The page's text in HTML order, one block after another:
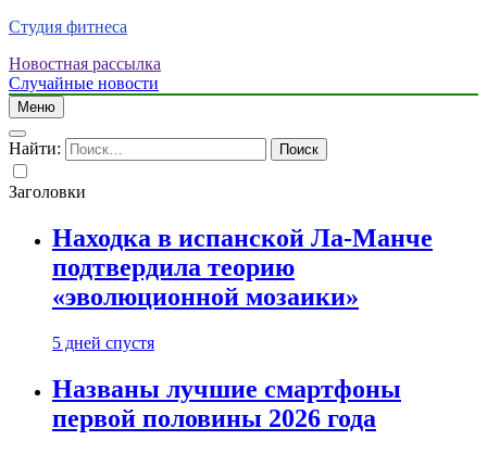
Студия фитнеса
Новостная рассылка
Случайные новости
Меню
Найти:
Заголовки
Находка в испанской Ла-Манче
подтвердила теорию
«эволюционной мозаики»
5 дней спустя
Названы лучшие смартфоны
первой половины 2026 года